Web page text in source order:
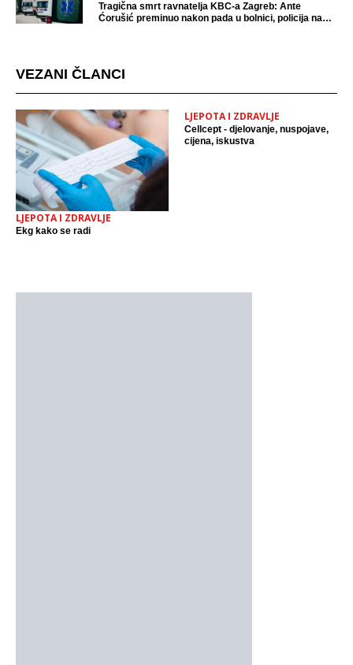
Tragična smrt ravnatelja KBC-a Zagreb: Ante
Ćorušić preminuo nakon pada u bolnici, policija na
VEZANI ČLANCI
LJEPOTA I ZDRAVLJE
Ekg kako se radi
LJEPOTA I ZDRAVLJE
Cellcept - djelovanje, nuspojave,
cijena, iskustva